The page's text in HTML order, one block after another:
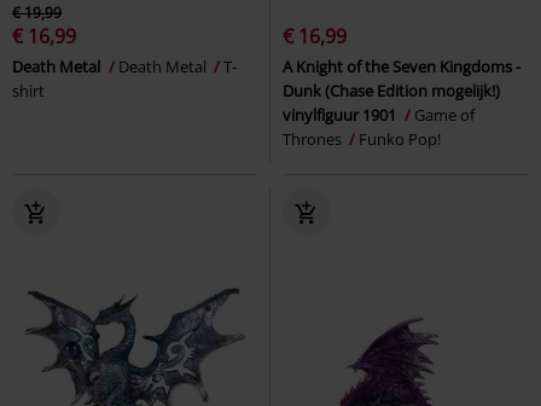
€ 19,99
€ 16,99
Death Metal Death Metal
T-
shirt
€ 16,99
A Knight of the Seven Kingdoms -
Dunk (Chase Edition mogelijk!)
vinylfiguur 1901
Game of
Thrones
Funko Pop!